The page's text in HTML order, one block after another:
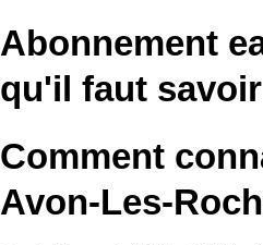
Abonnement
qu'il faut savoir
Comment
Avon-Les-